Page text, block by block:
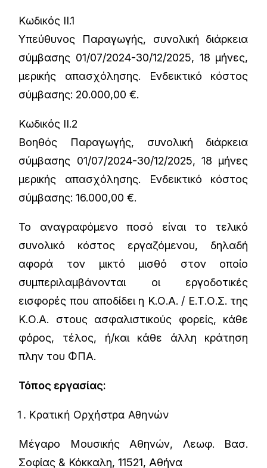
Κωδικός ΙΙ.1
Υπεύθυνος Παραγωγής, συνολική διάρκεια
σύμβασης 01/07/2024-30/12/2025, 18 μήνες,
μερικής απασχόλησης. Ενδεικτικό κόστος
σύμβασης: 20.000,00 €.
Κωδικός ΙΙ.2
Βοηθός Παραγωγής, συνολική διάρκεια
σύμβασης 01/07/2024-30/12/2025, 18 μήνες
μερικής απασχόλησης. Ενδεικτικό κόστος
σύμβασης: 16.000,00 €.
Το αναγραφόμενο ποσό είναι το τελικό
συνολικό κόστος εργαζόμενου, δηλαδή
αφορά τον μικτό μισθό στον οποίο
συμπεριλαμβάνονται οι εργοδοτικές
εισφορές που αποδίδει η Κ.Ο.Α. / Ε.Τ.Ο.Σ. της
Κ.Ο.Α. στους ασφαλιστικούς φορείς, κάθε
φόρος, τέλος, ή/και κάθε άλλη κράτηση
πλην του ΦΠΑ.
Τόπος εργασίας:
Κρατική Ορχήστρα Αθηνών
Μέγαρο Μουσικής Αθηνών, Λεωφ. Βασ.
Σοφίας & Κόκκαλη, 11521, Αθήνα